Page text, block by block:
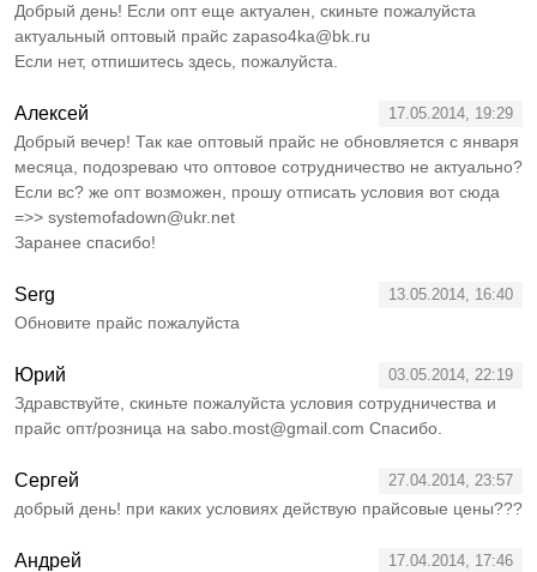
Добрый день! Если опт еще актуален, скиньте пожалуйста
актуальный оптовый прайс zapaso4ka@bk.ru
Если нет, отпишитесь здесь, пожалуйста.
Алексей 17.05.2014, 19:29
Добрый вечер! Так кае оптовый прайс не обновляется с января
месяца, подозреваю что оптовое сотрудничество не актуально?
Если вс? же опт возможен, прошу отписать условия вот сюда
=>> systemofadown@ukr.net
Заранее спасибо!
Serg 13.05.2014, 16:40
Обновите прайс пожалуйста
Юрий 03.05.2014, 22:19
Здравствуйте, скиньте пожалуйста условия сотрудничества и
прайс опт/розница на sabo.most@gmail.com Спасибо.
Сергей 27.04.2014, 23:57
добрый день! при каких условиях действую прайсовые цены???
Андрей 17.04.2014, 17:46